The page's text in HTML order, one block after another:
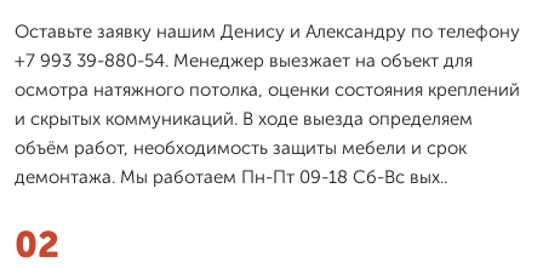
Оставьте заявку нашим Денису и Александру по телефону
+7 993 39-880-54. Менеджер выезжает на объект для
осмотра натяжного потолка, оценки состояния креплений
и скрытых коммуникаций. В ходе выезда определяем
объём работ, необходимость защиты мебели и срок
демонтажа. Мы работаем Пн-Пт 09-18 Сб-Вс вых..
02